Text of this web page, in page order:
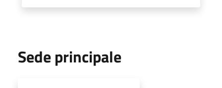
Sede principale